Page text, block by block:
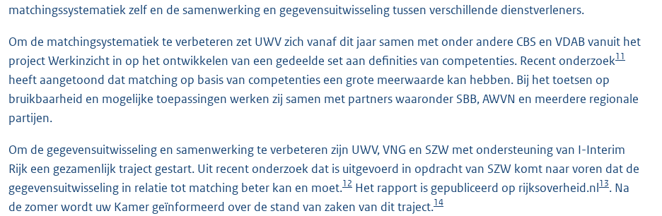
matchingssystematiek zelf en de samenwerking en gegevensuitwisseling tussen verschillende dienstverleners.
Om de matchingsystematiek te verbeteren zet UWV zich vanaf dit jaar samen met onder andere CBS en VDAB vanuit het
project Werkinzicht in op het ontwikkelen van een gedeelde set aan definities van competenties. Recent onderzoek11
heeft aangetoond dat matching op basis van competenties een grote meerwaarde kan hebben. Bij het toetsen op
bruikbaarheid en mogelijke toepassingen werken zij samen met partners waaronder SBB, AWVN en meerdere regionale
partijen.
Om de gegevensuitwisseling en samenwerking te verbeteren zijn UWV, VNG en SZW met ondersteuning van I-Interim
Rijk een gezamenlijk traject gestart. Uit recent onderzoek dat is uitgevoerd in opdracht van SZW komt naar voren dat de
gegevensuitwisseling in relatie tot matching beter kan en moet.12 Het rapport is gepubliceerd op rijksoverheid.nl13. Na
de zomer wordt uw Kamer geïnformeerd over de stand van zaken van dit traject.14